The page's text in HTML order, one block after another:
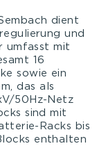
dient
und
umfasst mit
16
sowie ein
das als
50Hz-Netz
sind mit
Racks bis
enthalten